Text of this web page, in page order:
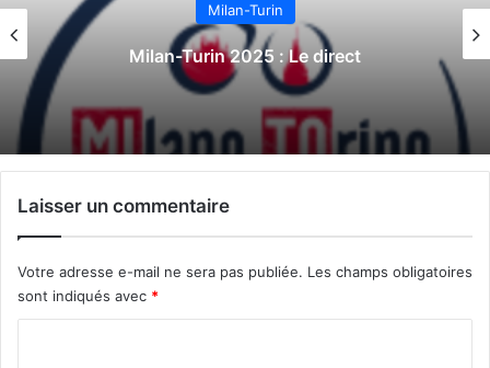
Milan-Turin
Milan-Turin 2025 : Le direct
Laisser un commentaire
Votre adresse e-mail ne sera pas publiée. Les champs obligatoires
sont indiqués avec *